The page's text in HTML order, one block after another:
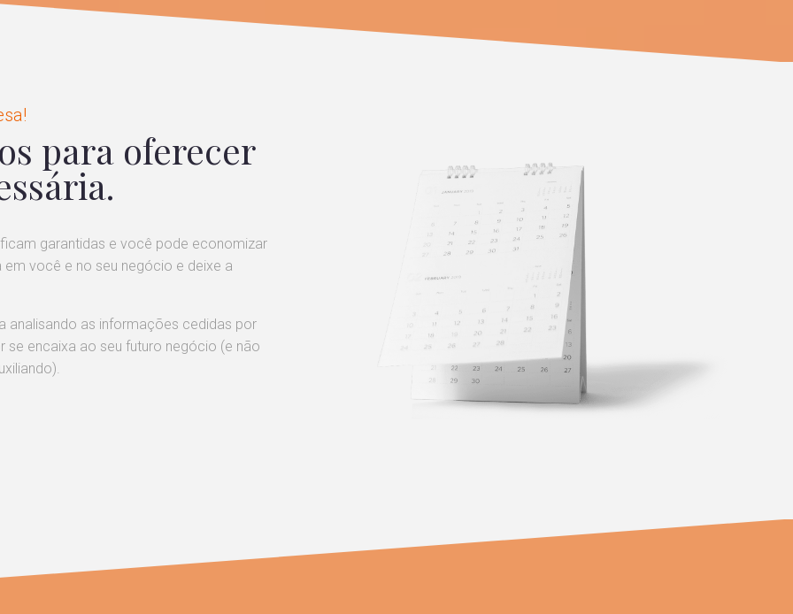
para oferecer
garantidas e você pode economizar
você e no seu negócio e deixe a
analisando as informações cedidas por
encaixa ao seu futuro negócio (e não